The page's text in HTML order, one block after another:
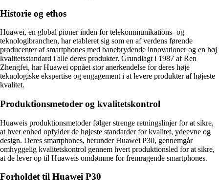
Historie og ethos
Huawei, en global pioner inden for telekommunikations- og
teknologibranchen, har etableret sig som en af verdens førende
producenter af smartphones med banebrydende innovationer og en høj
kvalitetsstandard i alle deres produkter. Grundlagt i 1987 af Ren
Zhengfei, har Huawei opnået stor anerkendelse for deres høje
teknologiske ekspertise og engagement i at levere produkter af højeste
kvalitet.
Produktionsmetoder og kvalitetskontrol
Huaweis produktionsmetoder følger strenge retningslinjer for at sikre,
at hver enhed opfylder de højeste standarder for kvalitet, ydeevne og
design. Deres smartphones, herunder Huawei P30, gennemgår
omhyggelig kvalitetskontrol gennem hvert produktionsled for at sikre,
at de lever op til Huaweis omdømme for fremragende smartphones.
Forholdet til Huawei P30